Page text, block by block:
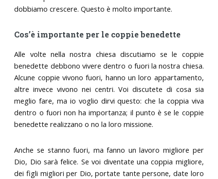
dobbiamo crescere. Questo è molto importante.
Cos’è importante per le coppie benedette
Alle volte nella nostra chiesa discutiamo se le coppie
benedette debbono vivere dentro o fuori la nostra chiesa.
Alcune coppie vivono fuori, hanno un loro appartamento,
altre invece vivono nei centri. Voi discutete di cosa sia
meglio fare, ma io voglio dirvi questo: che la coppia viva
dentro o fuori non ha importanza; il punto è se le coppie
benedette realizzano o no la loro missione.
Anche se stanno fuori, ma fanno un lavoro migliore per
Dio, Dio sarà felice. Se voi diventate una coppia migliore,
dei figli migliori per Dio, portate tante persone, date loro